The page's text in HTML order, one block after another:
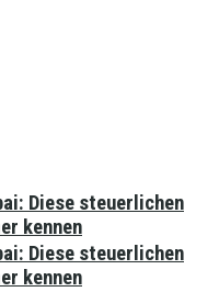
Diese steuerlichen
kennen
Diese steuerlichen
kennen